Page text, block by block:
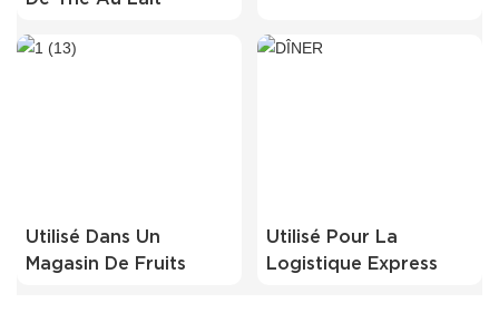
Utilisé Dans Un
Magasin De Fruits
Utilisé Pour La
Logistique Express